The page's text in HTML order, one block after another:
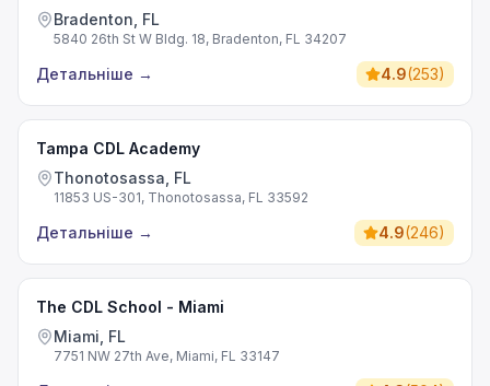
Bradenton, FL
5840 26th St W Bldg. 18, Bradenton, FL 34207
Детальніше → 4.9(253)
Tampa CDL Academy
Thonotosassa, FL
11853 US-301, Thonotosassa, FL 33592
Детальніше → 4.9(246)
The CDL School - Miami
Miami, FL
7751 NW 27th Ave, Miami, FL 33147